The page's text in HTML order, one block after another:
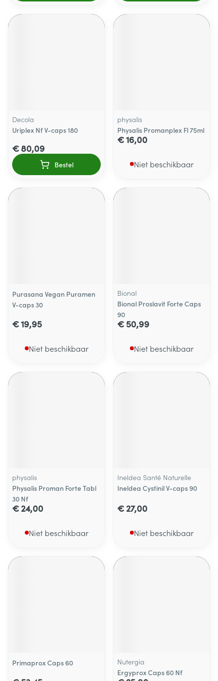
Decola
Uriplex Nf V-caps 180
€ 80,09
Bestel
physalis
Physalis Promanplex Fl 75ml
€ 16,00
Niet beschikbaar
Purasana Vegan Puramen
V-caps 30
€ 19,95
Niet beschikbaar
Bional
Bional Proslavit Forte Caps
90
€ 50,99
Niet beschikbaar
physalis
Physalis Proman Forte Tabl
30 Nf
€ 24,00
Niet beschikbaar
Ineldea Santé Naturelle
Ineldea Cystinil V-caps 90
€ 27,00
Niet beschikbaar
Primaprox Caps 60
Nutergia
Ergyprox Caps 60 Nf